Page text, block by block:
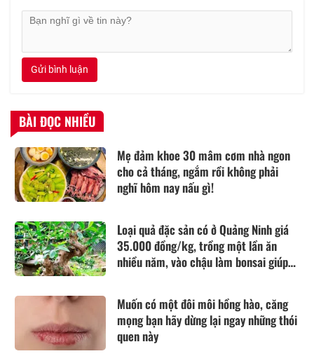
Gửi bình luận
BÀI ĐỌC NHIỀU
Mẹ đảm khoe 30 mâm cơm nhà ngon
cho cả tháng, ngắm rồi không phải
nghĩ hôm nay nấu gì!
Loại quả đặc sản có ở Quảng Ninh giá
35.000 đồng/kg, trồng một lần ăn
nhiều năm, vào chậu làm bonsai giúp
Muốn có một đôi môi hồng hào, căng
mọng bạn hãy dừng lại ngay những thói
quen này